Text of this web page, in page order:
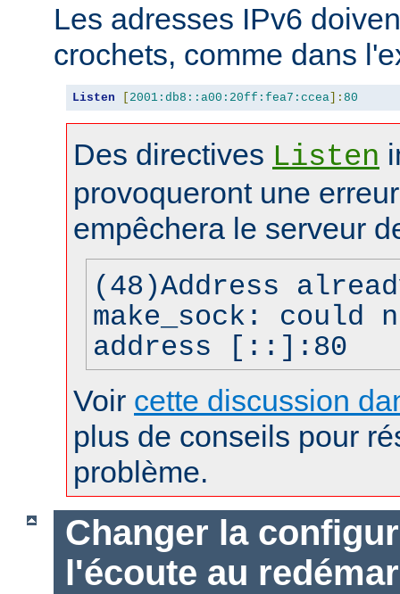
Les adresses IPv6
crochets, comme dans
Listen [ 2001:db8::a00:20ff:fea7:ccea]: 80
Des directives Listen
provoqueront une
empêchera le serveur
(48)Address
make_sock: could
address [::]:80
Voir cette discussion
plus de conseils pour
problème.
Changer la
l'écoute au